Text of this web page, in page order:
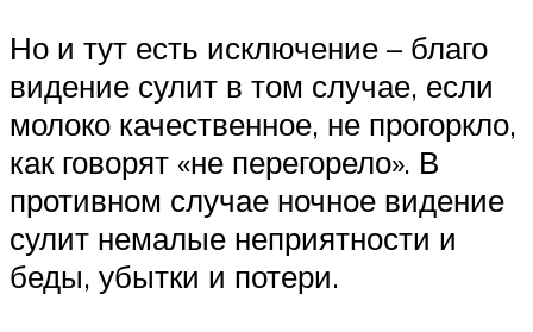
Но и тут есть исключение – благо
видение сулит в том случае, если
молоко качественное, не прогоркло,
как говорят «не перегорело». В
противном случае ночное видение
сулит немалые неприятности и
беды, убытки и потери.